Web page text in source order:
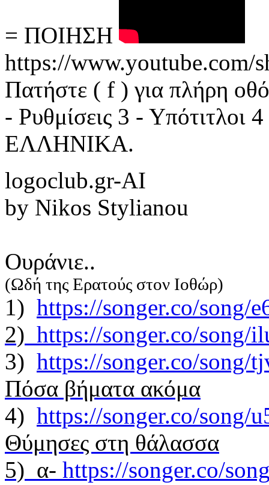
= ΠΟΙΗΣΗ
https://www.youtube.com/
Πατήστε ( f ) για πλήρη
- Ρυθμίσεις 3 - Υπότιτλοι
ΕΛΛΗΝΙΚΑ.
logoclub.gr-AI
by Nikos Stylianou
Oυράνιε..
(Ωδή της Ερατούς στον Ιοθώρ)
1) https://songer.co/song/
2) https://songer.co/song/
3) https://songer.co/
Πόσα βήματα ακόμα
4) https://songer.co/song/
Θύμησες στη θάλασσα
5) α- https://songer.co/